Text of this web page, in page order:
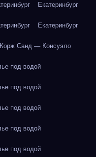
Екатеринбург
Екатеринбург
Санд — Консуэло
под водой
под водой
под водой
под водой
под водой